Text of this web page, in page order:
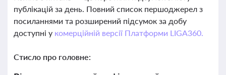
публікацій за день. Повний список першоджерел з
посиланнями та розширений підсумок за добу
доступні у комерційній версії Платформи LIGA360.
Стисло про головне: